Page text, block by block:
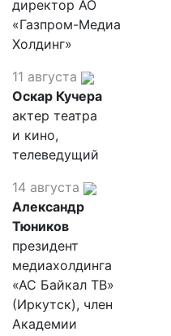
директор АО
«Газпром-Медиа
Холдинг»
11 августа
Оскар Кучера
актер театра
и кино,
телеведущий
14 августа
Александр
Тюников
президент
медиахолдинга
«АС Байкал ТВ»
(Иркутск), член
Академии